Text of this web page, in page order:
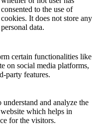
consented to the use of
cookies. It does not store any
personal data.
certain functionalities like
on social media platforms,
party features.
and analyze the
which helps in
for the visitors.